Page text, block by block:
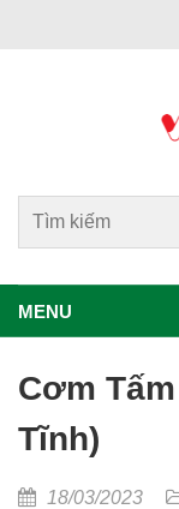
MENU
Cơm
Tĩnh)
18/03/2023